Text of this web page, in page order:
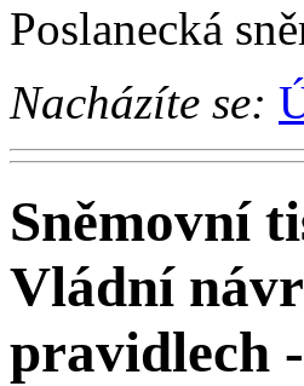
Poslanecká
Nacházíte se:
Sněmovní
Vládní
pravidlech